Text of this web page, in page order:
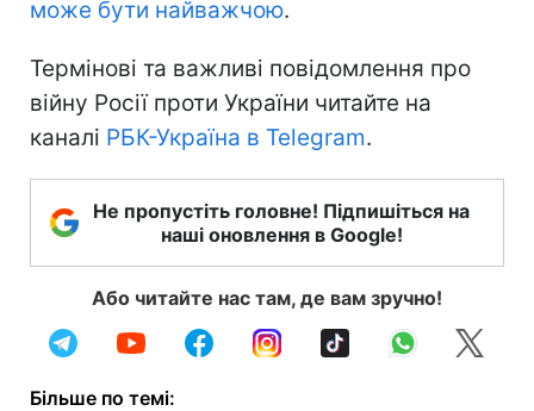
може бути найважчою.
Термінові та важливі повідомлення про
війну Росії проти України читайте на
каналі РБК-Україна в Telegram.
Не пропустіть головне! Підпишіться на
наші оновлення в Google!
Або читайте нас там, де вам зручно!
Більше по темі: